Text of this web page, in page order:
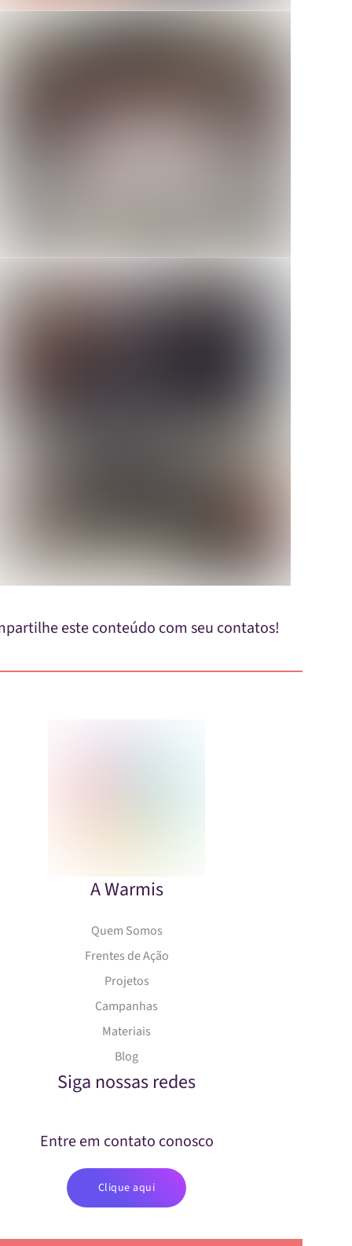
este conteúdo com seu contatos!
A Warmis
Quem Somos
Frentes de Ação
Projetos
Campanhas
Materiais
Blog
Siga nossas redes
Entre em contato conosco
Clique aqui